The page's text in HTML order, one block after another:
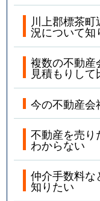
川上郡標茶
況について知
複数の不動産
見積もりし
今の不動産会
不動産を売
わからない
仲介手数料
知りたい